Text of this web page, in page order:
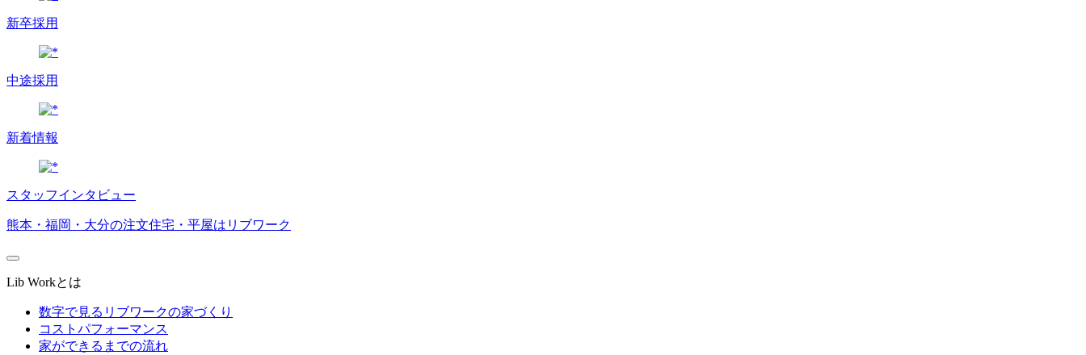
新卒採用
中途採用
新着情報
スタッフインタビュー
熊本・福岡・大分の注文住宅・平屋はリブワーク
Lib Workとは
数字で見るリブワークの家づくり
コストパフォーマンス
家ができるまでの流れ